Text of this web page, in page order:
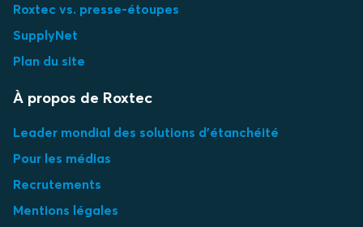
Roxtec vs. presse-étoupes
SupplyNet
Plan du site
À propos de Roxtec
Leader mondial des solutions d'étanchéité
Pour les médias
Recrutements
Mentions légales